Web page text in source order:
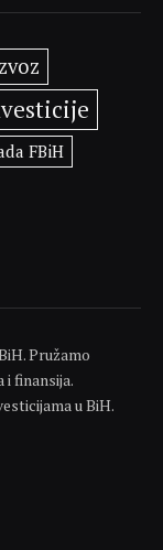
FBiH
Pružamo
i finansija.
u BiH.